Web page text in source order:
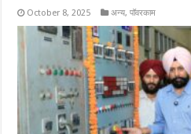
October 8, 2025 अन्य,पॉवरकाम